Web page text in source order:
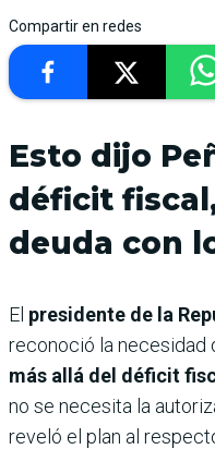
Compartir en redes
Esto dijo
déficit
deuda con
El presidente de la
reconoció la necesidad
más allá del déficit
no se necesita la
reveló el plan al